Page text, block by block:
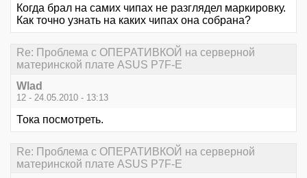
Когда брал на самих чипах не разглядел маркировку.
Как точно узнать на каких чипах она собрана?
Re: Проблема с ОПЕРАТИВКОЙ на серверной
материнской плате ASUS P7F-E
Wlad
12 - 24.05.2010 - 13:13
Тока посмотреть.
Re: Проблема с ОПЕРАТИВКОЙ на серверной
материнской плате ASUS P7F-E